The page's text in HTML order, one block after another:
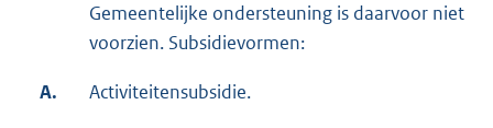
Gemeentelijke ondersteuning is daarvoor niet
voorzien. Subsidievormen:
A. Activiteitensubsidie.